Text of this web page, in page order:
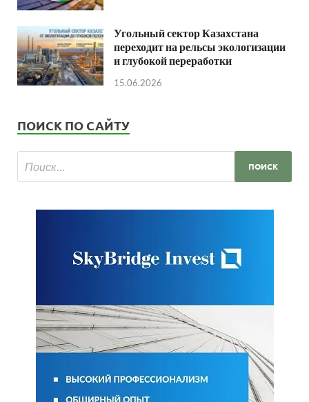
Угольный сектор Казахстана
переходит на рельсы экологизации
и глубокой переработки
15.06.2026
ПОИСК ПО САЙТУ